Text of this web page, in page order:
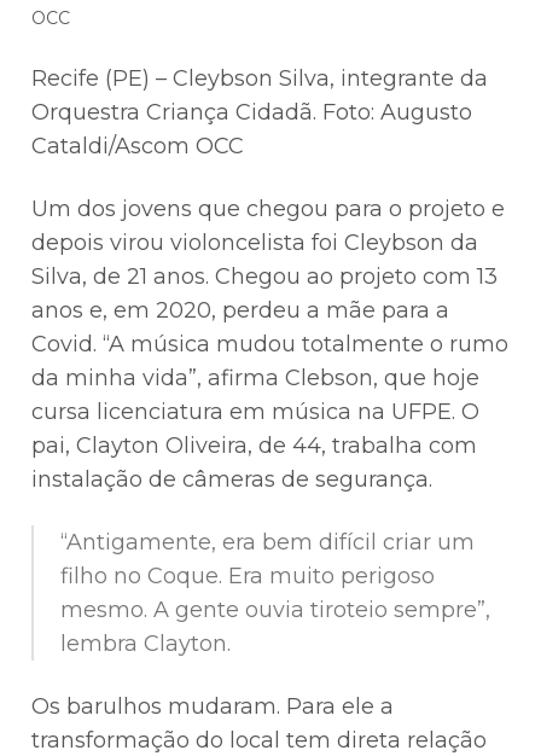
Recife (PE) – Cleybson Silva, integrante da
Orquestra Criança Cidadã. Foto: Augusto
Cataldi/Ascom OCC
Um dos jovens que chegou para o projeto e
depois virou violoncelista foi Cleybson da
Silva, de 21 anos. Chegou ao projeto com 13
anos e, em 2020, perdeu a mãe para a
Covid. “A música mudou totalmente o rumo
da minha vida”, afirma Clebson, que hoje
cursa licenciatura em música na UFPE. O
pai, Clayton Oliveira, de 44, trabalha com
instalação de câmeras de segurança.
“Antigamente, era bem difícil criar um
filho no Coque. Era muito perigoso
mesmo. A gente ouvia tiroteio sempre”,
lembra Clayton.
Os barulhos mudaram. Para ele a
transformação do local tem direta relação